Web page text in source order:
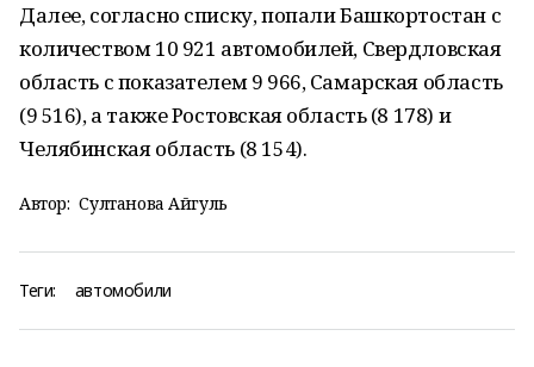
Далее, согласно списку, попали Башкортостан с
количеством 10 921 автомобилей, Свердловская
область с показателем 9 966, Самарская область
(9 516), а также Ростовская область (8 178) и
Челябинская область (8 154).
Автор: Султанова Айгуль
Теги: автомобили